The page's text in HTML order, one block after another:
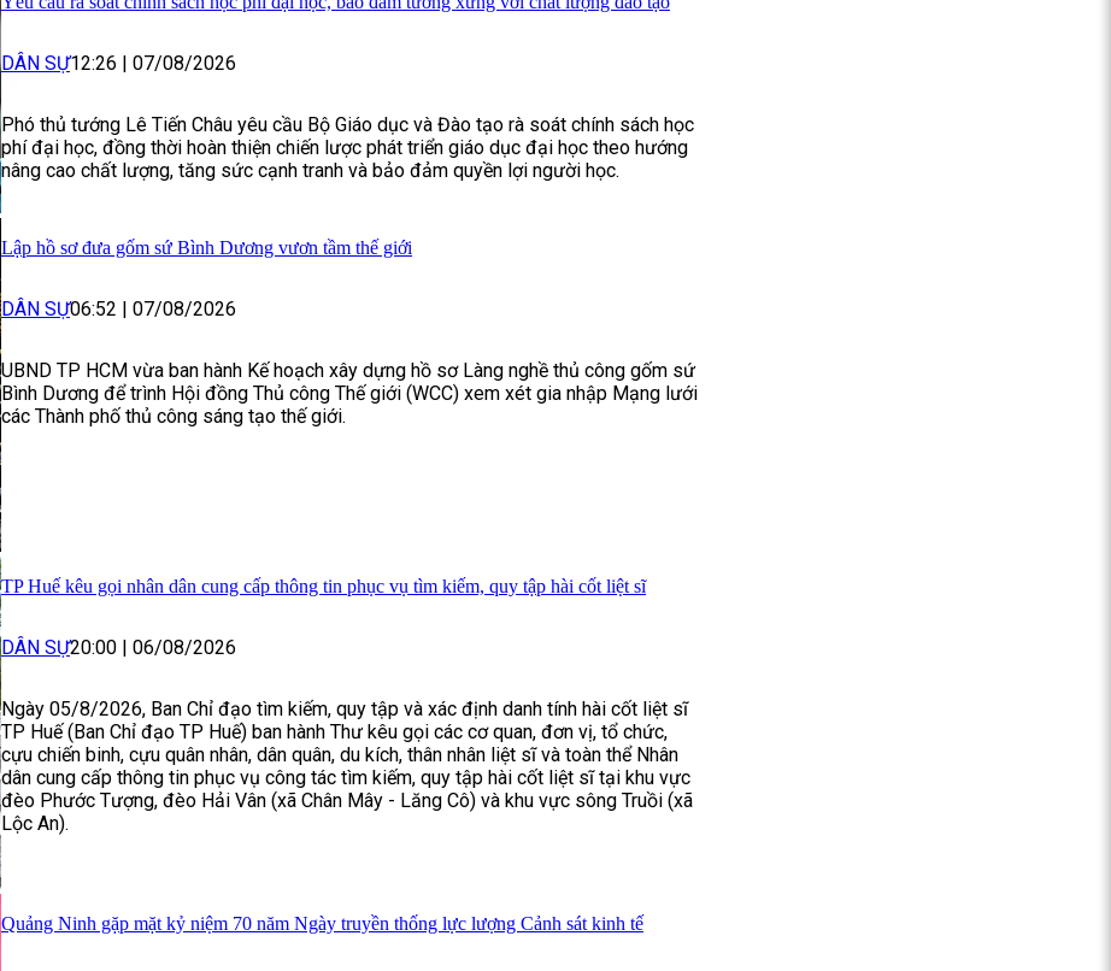
DÂN SỰ12:26 | 07/08/2026
Phó thủ tướng Lê Tiến Châu yêu cầu Bộ Giáo dục và Đào tạo rà soát chính sách học
phí đại học, đồng thời hoàn thiện chiến lược phát triển giáo dục đại học theo hướng
nâng cao chất lượng, tăng sức cạnh tranh và bảo đảm quyền lợi người học.
Lập hồ sơ đưa gốm sứ Bình Dương vươn tầm thế giới
DÂN SỰ06:52 07/08/2026
UBND TP HCM vừa ban hành Kế hoạch xây dựng hồ sơ Làng nghề thủ công gốm sứ
Bình Dương để trình Hội đồng Thủ công Thế giới (WCC) xem xét gia nhập Mạng lưới
các Thành phố thủ công sáng tạo thế giới.
TP Huế kêu gọi nhân dân cung cấp thông tin phục vụ tìm kiếm, quy tập hài cốt liệt sĩ
DÂN SỰ20:00 | 06/08/2026
Ngày 05/8/2026, Ban Chỉ đạo tìm kiếm, quy tập và xác định danh tính hài cốt liệt sĩ
TP Huế (Ban Chỉ đạo TP Huế) ban hành Thư kêu gọi các cơ quan, đơn vị, tổ chức,
cựu chiến binh, cựu quân nhân, dân quân, du kích, thân nhân liệt sĩ và toàn thể Nhân
dân cung cấp thông tin phục vụ công tác tìm kiếm, quy tập hài cốt liệt sĩ tại khu vực
đèo Phước Tượng, đèo Hải Vân (xã Chân Mây - Lăng Cô) và khu vực sông Truồi (xã
Lộc An).
Quảng Ninh gặp mặt kỷ niệm 70 năm Ngày truyền thống lực lượng Cảnh sát kinh tế